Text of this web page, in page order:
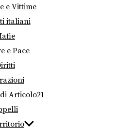
e Vittime
italiani
e Pace
Articolo21